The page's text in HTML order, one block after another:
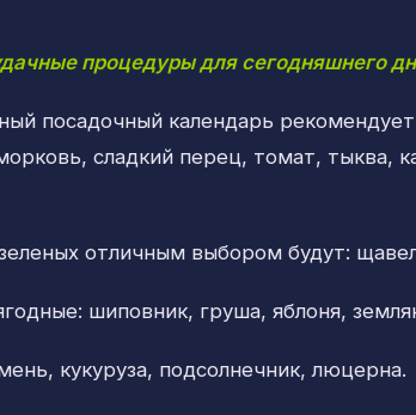
процедуры для сегодняшнего
посадочный календарь
сладкий перец, томат, тыква,
отличным выбором будут:
шиповник, груша, яблоня,
кукуруза, подсолнечник, люцерна.